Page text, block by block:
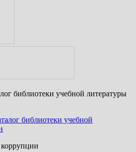
библиотеки учебной литературы